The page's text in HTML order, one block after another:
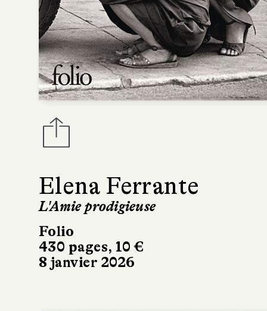
Elena Ferrante
L'Amie prodigieuse
Folio
430 pages, 10 €
8 janvier 2026